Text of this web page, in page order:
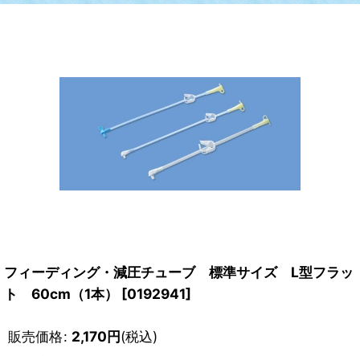
フィーディング・減圧チューブ 標準サイズ L型フラッ
ト 60cm（1本）
[0192941]
販売価格: 2,170円(税込)